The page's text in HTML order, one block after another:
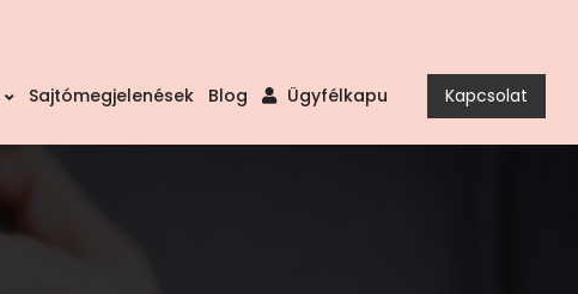
Kapcsolat
Sajtómegjelenések Blog Ügyfélkapu